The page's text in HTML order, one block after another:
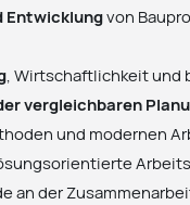
Entwicklungvon
, Wirtschaftlichkeit und
vergleichbaren
und modernen
an der